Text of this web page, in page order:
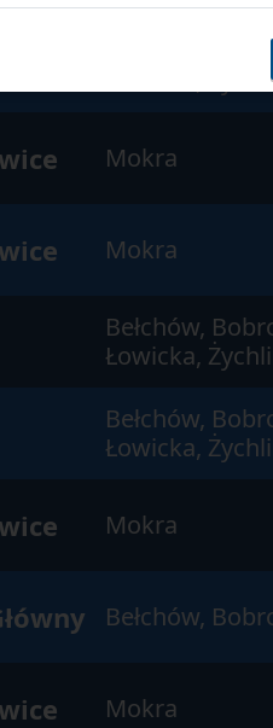
Bełchów,
Łowicka,
Mokra
Mokra
Bełchów,
Łowicka,
Bełchów,
Łowicka,
Mokra
Bełchów,
Mokra